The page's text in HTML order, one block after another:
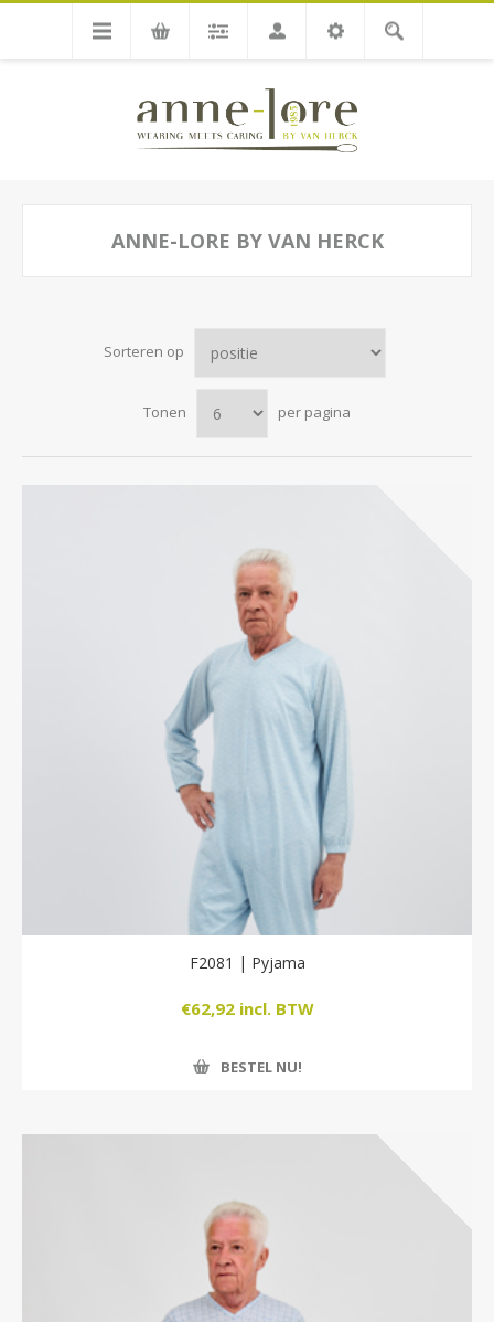
ANNE-LORE BY VAN HERCK
Sorteren op
Tonen per pagina
F2081 | Pyjama
€62,92 incl. BTW
BESTEL NU!